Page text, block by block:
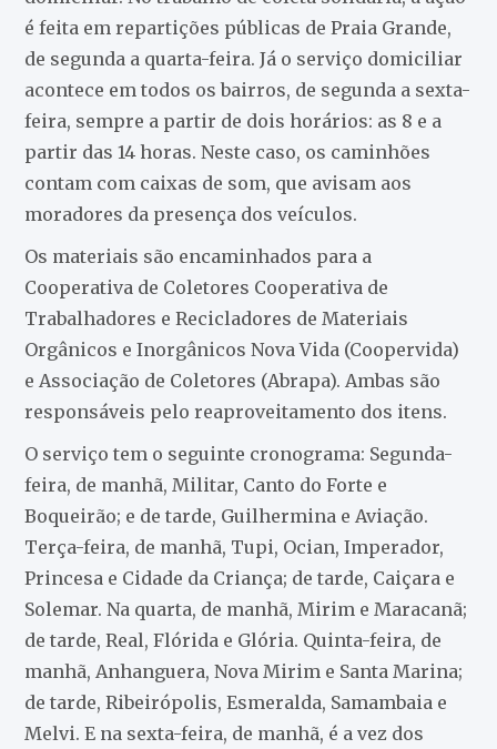
é feita em repartições públicas de Praia Grande,
de segunda a quarta-feira. Já o serviço domiciliar
acontece em todos os bairros, de segunda a sexta-
feira, sempre a partir de dois horários: as 8 e a
partir das 14 horas. Neste caso, os caminhões
contam com caixas de som, que avisam aos
moradores da presença dos veículos.
Os materiais são encaminhados para a
Cooperativa de Coletores Cooperativa de
Trabalhadores e Recicladores de Materiais
Orgânicos e Inorgânicos Nova Vida (Coopervida)
e Associação de Coletores (Abrapa). Ambas são
responsáveis pelo reaproveitamento dos itens.
O serviço tem o seguinte cronograma: Segunda-
feira, de manhã, Militar, Canto do Forte e
Boqueirão; e de tarde, Guilhermina e Aviação.
Terça-feira, de manhã, Tupi, Ocian, Imperador,
Princesa e Cidade da Criança; de tarde, Caiçara e
Solemar. Na quarta, de manhã, Mirim e Maracanã;
de tarde, Real, Flórida e Glória. Quinta-feira, de
manhã, Anhanguera, Nova Mirim e Santa Marina;
de tarde, Ribeirópolis, Esmeralda, Samambaia e
Melvi. E na sexta-feira, de manhã, é a vez dos